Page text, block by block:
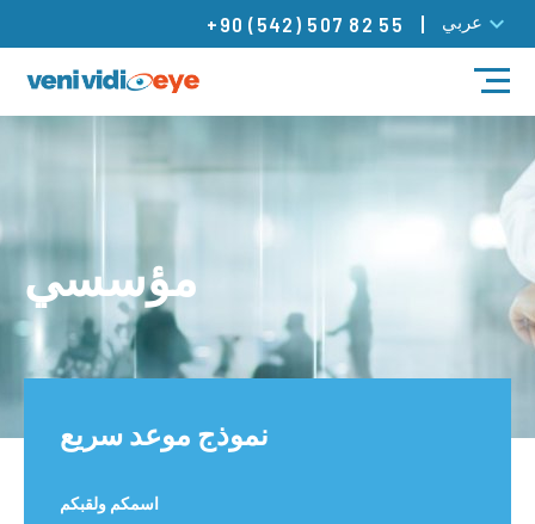
+90 (542) 507 82 55 عربي
العلاجات
أطباؤنا
مراكزنا
تواصل
مؤسسي
نموذج موعد سريع
اسمكم ولقبكم